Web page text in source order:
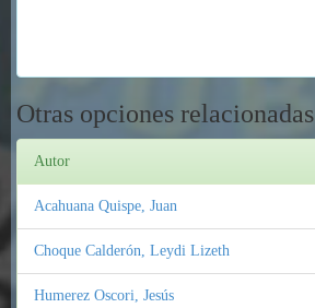
Otras opciones relacionadas
Autor
Acahuana Quispe, Juan
Choque Calderón, Leydi Lizeth
Humerez Oscori, Jesús